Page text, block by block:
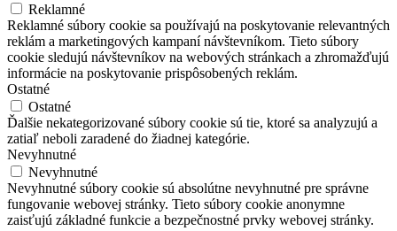
Reklamné
Reklamné súbory cookie sa používajú na poskytovanie relevantných
reklám a marketingových kampaní návštevníkom. Tieto súbory
cookie sledujú návštevníkov na webových stránkach a zhromažďujú
informácie na poskytovanie prispôsobených reklám.
Ostatné
Ostatné
Ďalšie nekategorizované súbory cookie sú tie, ktoré sa analyzujú a
zatiaľ neboli zaradené do žiadnej kategórie.
Nevyhnutné
Nevyhnutné
Nevyhnutné súbory cookie sú absolútne nevyhnutné pre správne
fungovanie webovej stránky. Tieto súbory cookie anonymne
zaisťujú základné funkcie a bezpečnostné prvky webovej stránky.